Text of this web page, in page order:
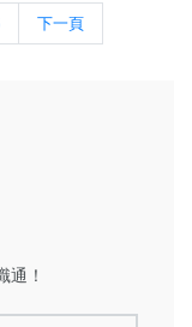
下一頁
通！